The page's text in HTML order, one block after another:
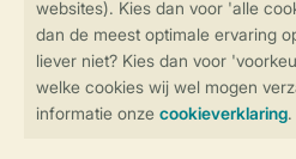
Controle over
Veilige betaling